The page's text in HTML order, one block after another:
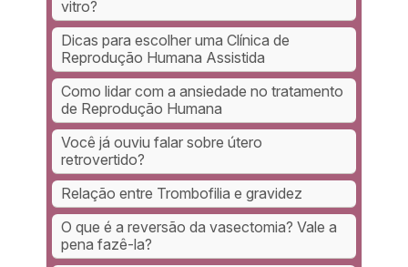
vitro?
Dicas para escolher uma Clínica de
Reprodução Humana Assistida
Como lidar com a ansiedade no tratamento
de Reprodução Humana
Você já ouviu falar sobre útero
retrovertido?
Relação entre Trombofilia e gravidez
O que é a reversão da vasectomia? Vale a
pena fazê-la?